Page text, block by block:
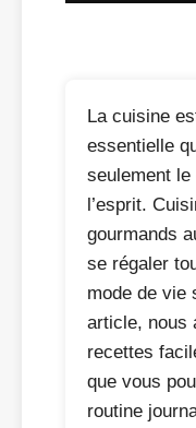
La cuisine
essentielle
seulement
l’esprit.
gourmands
se régaler
mode de vie
article, nous
recettes
que vous
routine